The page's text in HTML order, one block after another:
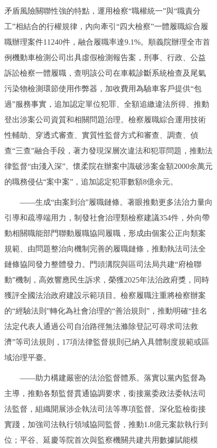
矛盾風險關聯性強的特點，運用檢察“職權統一”與“職責分
工”相結合的行權規律，內向牽引“四大檢察”一體履職綜合履
職辦理案件11240件，融合履職率達9.1%。順義院辦理全市首
例機動車檢測公司出具虛假檢測報告案，刑事、行政、公益
訴訟檢察一體履職，查明該公司在車載診斷系統檢查及尾氣
污染物檢測環節使用作弊器，加收費用為驗車客戶提供“包
過”服務事實，追加認定單位犯罪、全額追繳違法所得、推動
登出涉案公司資質和相關問題治理。檢察履職綜合運用技術
性輔助、穿透式審查、實質性監督方式和審查、調查、偵
查“三查”融合手段，著力發現深層次違法和犯罪問題，推動法
律監督“由淺入深”。懷柔院在辦案中識破涉案金額2000余萬元
的職務侵佔“案中案”，追加認定犯罪數額8億余元。
——生成“由案到治”履職鏈條。著眼推動更多法治力量向
引導和疏導端用力，制發社會治理類檢察建議354件，外向帶
動相關職能部門聯動履職協同履職，形成由個案公正向類案
規範、由問題整治向機制完善的履職鏈條，推動執法司法全
鏈條協同發力整體發力。門頭溝院與區司法局共建“府檢聯
動”機制，高效響應民生訴求，榮獲2025年法治政府獎，同時
獲評全國法治政府建設示範項目。檢察履職注重將檢察辦案
的“經驗法則”轉化為社會治理的“善治規則”，推動明確“挂名
法定代表人通過公司自治路徑無法滌除登記可尋求司法救
濟”等司法規則，17項法律監督規則已納入具體制度規範或區
域治理平臺。
——助力構建嚴密的法治監督體系。落實以黨內監督為
主導，推動各類監督貫通協調要求，銜接黨委政法委執法司
法監督，組織開展涉企執法司法等專項監督。深化監檢銜接
實踐，加強司法執行領域協同監督，推動1.8億元案款執行到
位；平谷、延慶等院首次與監察機關共建共用數據賦能模